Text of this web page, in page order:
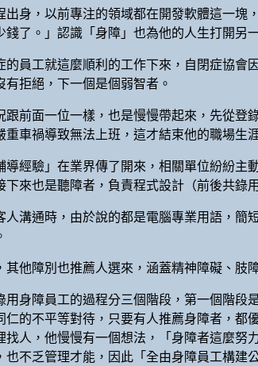
出身，以前專注的領域都在開發軟體這一塊
錢了。」認識「身障」也為他的人生打開另
的員工就這麼順利的工作下來，自閉症協
有拒絕，下一個是個弱智者。
跟前面一位一樣，也是慢慢帶起來，先從登
重車禍導致無法上班，這才結束他的職場生
導經驗」在業界傳了開來，相關單位紛紛主
下來也是聽障者，負責程式設計（前後共
人溝通時，由於說的都是電腦專業用語，簡
其他障別也推薦人選來，涵蓋精神障礙、
用身障員工的過程分三個階段，第一個階段
仁的不平等對待，只要有人推薦身障者，都
找人，他慢慢有一個想法，「身障者這麼努
也不乏管理才能，因此「全由身障員工構